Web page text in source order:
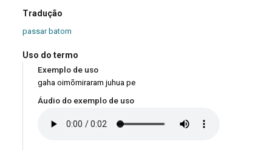
Tradução
passar batom
Uso do termo
Exemplo de uso
gaha oimõmiraram juhua pe
Áudio do exemplo de uso